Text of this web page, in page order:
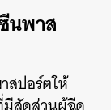
นพาส
สปอร์ตให้